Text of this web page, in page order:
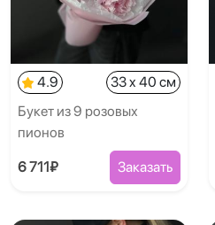
4.9
33 x 40 см
Букет из 9 розовых
пионов
6 711₽ Заказать